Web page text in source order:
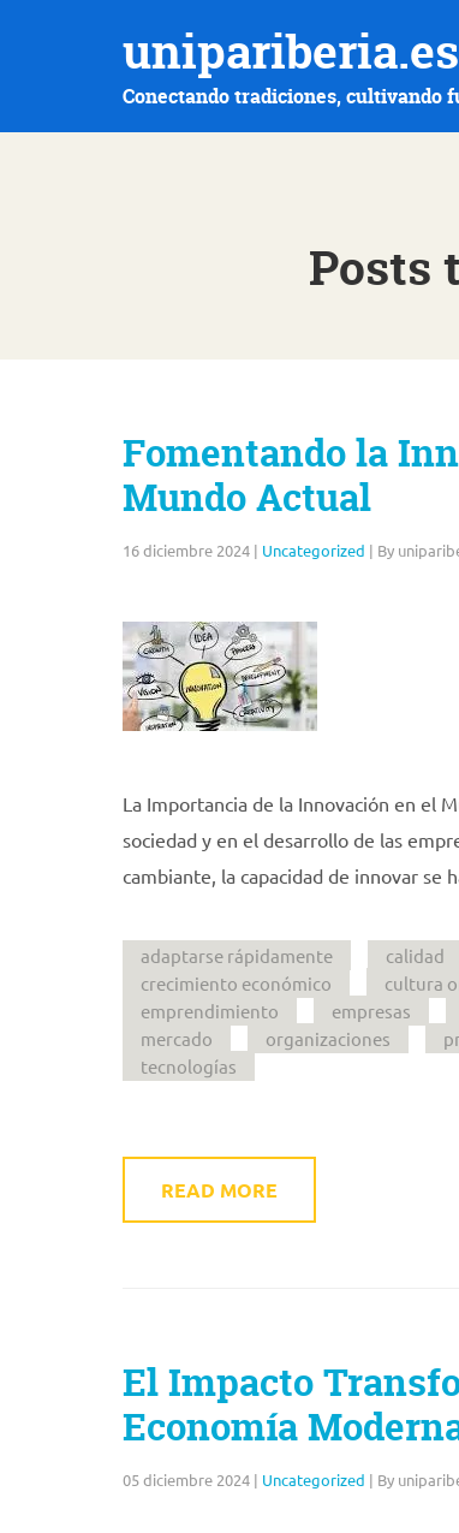
unipariberia.es
Conectando tradiciones, cultivando
Posts
Fomentando la
Mundo Actual
16 diciembre 2024 | Uncategorized | By
La Importancia de la Innovación en el
sociedad y en el desarrollo de las
cambiante, la capacidad de innovar
adaptarse rápidamente calidad
crecimiento económico
cultura
emprendimiento
empresas
mercado
organizaciones
tecnologías
READ MORE
El Impacto
Economía
05 diciembre 2024 | Uncategorized | By